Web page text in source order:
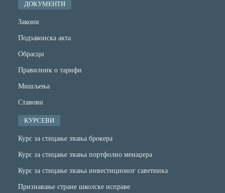
ДОКУМЕНТИ
Закони
Подзаконска акта
Обрасци
Правилник о тарифи
Мишљења
Ставови
КУРСЕВИ
Курс за стицање звања брокера
Курс за стицање звања портфолио менаџера
Курс за стицање звања инвестиционог саветника
Признавање стране школске исправе